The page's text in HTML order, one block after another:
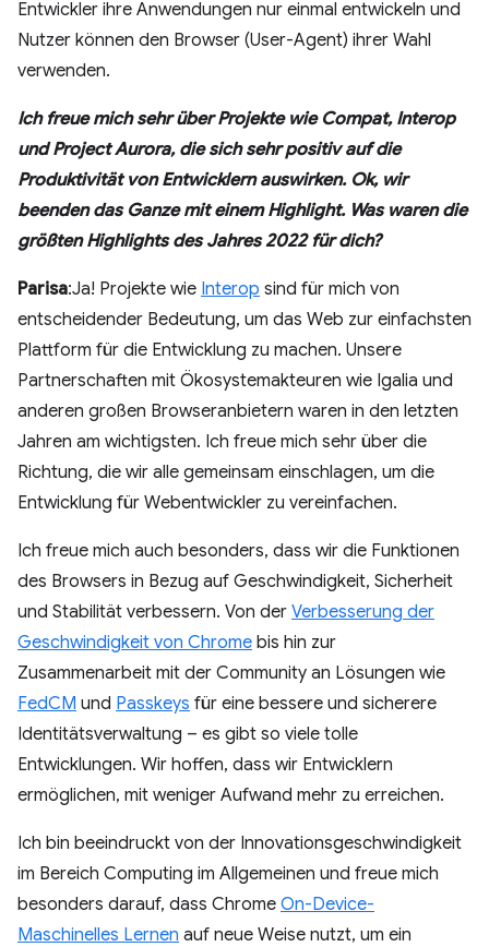
Entwickler ihre Anwendungen nur einmal entwickeln und
Nutzer können den Browser (User-Agent) ihrer Wahl
verwenden.
Ich freue mich sehr über Projekte wie Compat, Interop
und Project Aurora, die sich sehr positiv auf die
Produktivität von Entwicklern auswirken. Ok, wir
beenden das Ganze mit einem Highlight. Was waren die
größten Highlights des Jahres 2022 für dich?
Parisa:Ja! Projekte wie Interop sind für mich von
entscheidender Bedeutung, um das Web zur einfachsten
Plattform für die Entwicklung zu machen. Unsere
Partnerschaften mit Ökosystemakteuren wie Igalia und
anderen großen Browseranbietern waren in den letzten
Jahren am wichtigsten. Ich freue mich sehr über die
Richtung, die wir alle gemeinsam einschlagen, um die
Entwicklung für Webentwickler zu vereinfachen.
Ich freue mich auch besonders, dass wir die Funktionen
des Browsers in Bezug auf Geschwindigkeit, Sicherheit
und Stabilität verbessern. Von der Verbesserung der
Geschwindigkeit von Chrome bis hin zur
Zusammenarbeit mit der Community an Lösungen wie
FedCM und Passkeys für eine bessere und sicherere
Identitätsverwaltung – es gibt so viele tolle
Entwicklungen. Wir hoffen, dass wir Entwicklern
ermöglichen, mit weniger Aufwand mehr zu erreichen.
Ich bin beeindruckt von der Innovationsgeschwindigkeit
im Bereich Computing im Allgemeinen und freue mich
besonders darauf, dass Chrome On-Device-
Maschinelles Lernen auf neue Weise nutzt, um ein